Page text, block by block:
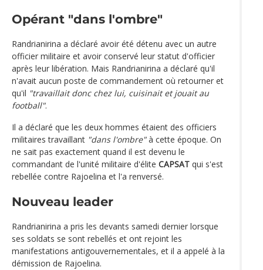
Opérant "dans l'ombre"
Randrianirina a déclaré avoir été détenu avec un autre
officier militaire et avoir conservé leur statut d'officier
après leur libération. Mais Randrianirina a déclaré qu'il
n'avait aucun poste de commandement où retourner et
qu'il "travaillait donc chez lui, cuisinait et jouait au
football".
Il a déclaré que les deux hommes étaient des officiers
militaires travaillant "dans l'ombre"à cette époque. On
ne sait pas exactement quand il est devenu le
commandant de l'unité militaire d'élite CAPSAT qui s'est
rebellée contre Rajoelina et l'a renversé.
Nouveau leader
Randrianirina a pris les devants samedi dernier lorsque
ses soldats se sont rebellés et ont rejoint les
manifestations antigouvernementales, et il a appelé à la
démission de Rajoelina.